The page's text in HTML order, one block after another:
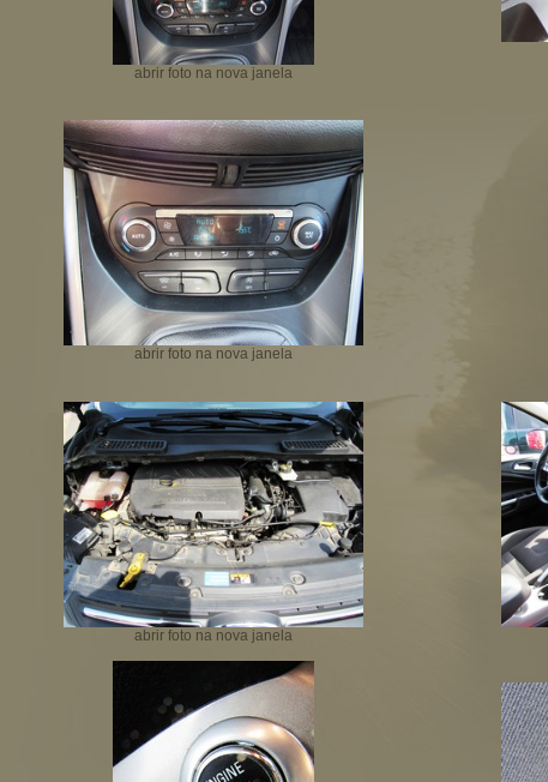
abrir foto na nova janela
abrir foto na nova janela
abrir foto na nova janela